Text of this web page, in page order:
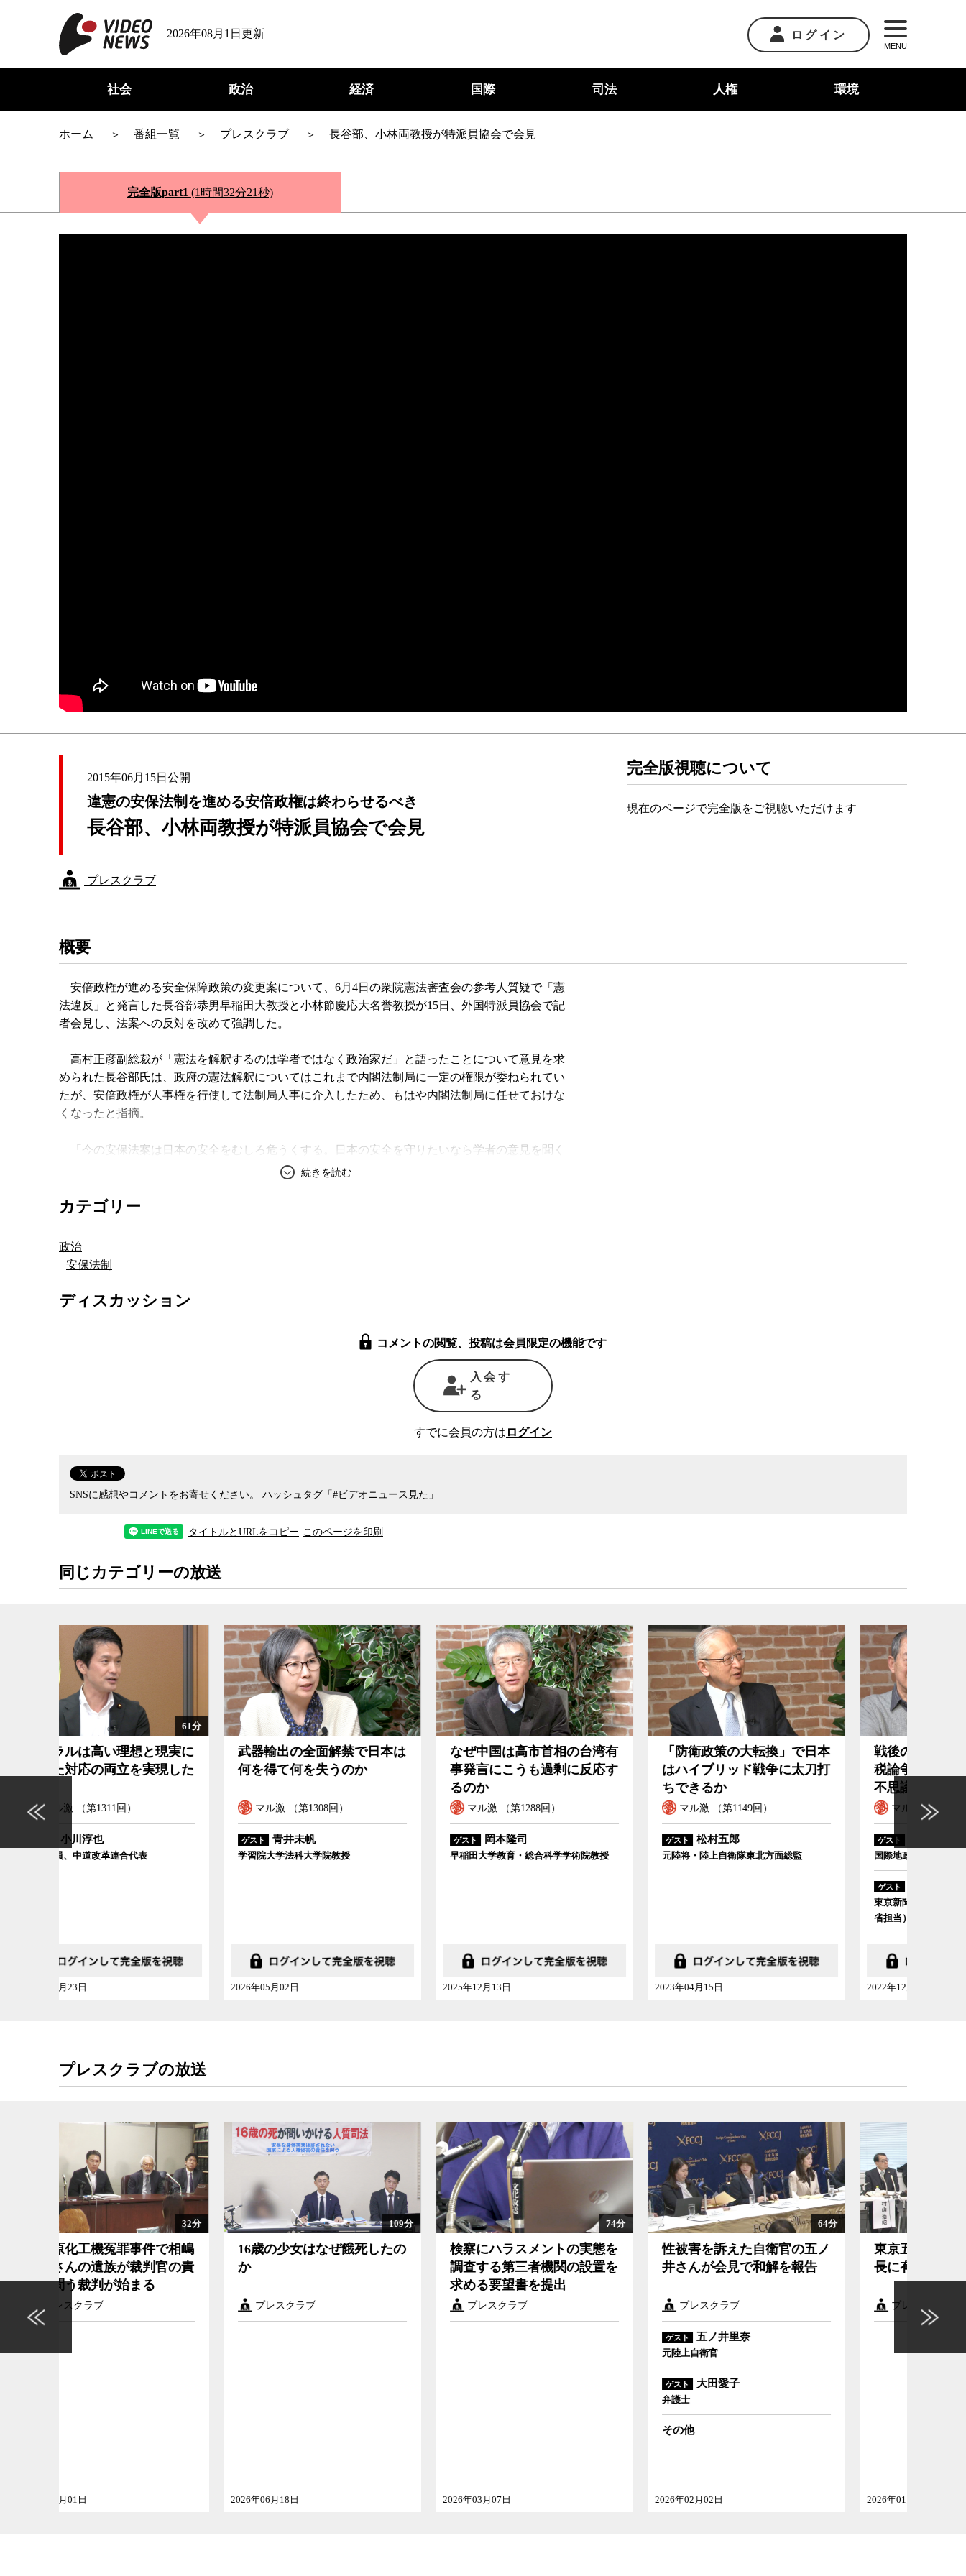
2026年08月1日更新 ログイン
MENU
社会 政治 経済 国際 司法 人権 環境
ホーム 番組一覧 プレスクラブ 長谷部、小林両教授が特派員協会で会見
完全版part1 (1時間32分21秒)
2015年06月15日公開
違憲の安保法制を進める安倍政権は終わらせるべき
長谷部、小林両教授が特派員協会で会見
プレスクラブ
完全版視聴について
現在のページで完全版をご視聴いただけます
概要
安倍政権が進める安全保障政策の変更案について、6月4日の衆院憲法審査会の参考人質疑で「憲
法違反」と発言した長谷部恭男早稲田大教授と小林節慶応大名誉教授が15日、外国特派員協会で記
者会見し、法案への反対を改めて強調した。
高村正彦副総裁が「憲法を解釈するのは学者ではなく政治家だ」と語ったことについて意見を求
められた長谷部氏は、政府の憲法解釈についてはこれまで内閣法制局に一定の権限が委ねられてい
たが、安倍政権が人事権を行使して法制局人事に介入したため、もはや内閣法制局に任せておけな
くなったと指摘。
「今の安保法案は日本の安全をむしろ危うくする。日本の安全を守りたいなら学者の意見を聞く
長谷部氏はまた、政府や与党が1959年の砂川事件の最高裁判決を根拠に集団的自衛権を合憲と主
張していることについて、砂川事件判決は日本の個別的自衛権と米軍の集団的自衛権が問われたも
のであり、日本の集団的自衛権とは関係がないとして、「間違った理解だ」と批判した。
で、とは言え、最高裁の判決までは時間がかかるため、これを待たずに次の選挙で安倍政権を終わ
らせるべきだと述べた。
ビデオニュース・ドットコムでは、この会見の模様をノーカットで放送中。
カテゴリー
政治
安保法制
ディスカッション
コメントの閲覧、投稿は会員限定の機能です
入会す
る
すでに会員の方は ログイン
SNSに感想やコメントをお寄せください。 ハッシュタグ「#ビデオニュース見た」
タイトルとURLをコピー このページを印刷
同じカテゴリーの放送
武器輸出の全面解禁で日本は
何を得て何を失うのか
マル激 （第1308回）
ゲスト
学習院大学法科大学院教授
2026年05月02日
なぜ中国は高市首相の台湾有
事発言にこうも過剰に反応す
マル激 （第1288回）
ゲスト
早稲田大学教育・総合科学学術院教授
2025年12月13日
「防衛政策の大転換」で日本
はハイブリッド戦争に太刀打
マル激 （第1149回）
ゲスト
元陸将・陸上自衛隊東北方面総監
2023年04月15日
戦後の防衛政策の大転換が増
税論争にかき消されてしまう
不思議
マル激 （第1132回）
ゲスト
国際地政学研究所理事長
東京新聞（中日新聞）政治部記者（防衛
2022年12月17日
プレスクラブの放送
109分
16歳の少女はなぜ餓死したの
か
プレスクラブ
2026年06月18日
74分
検察にハラスメントの実態を
調査する第三者機関の設置を
プレスクラブ
2026年03月07日
64分
性被害を訴えた自衛官の五ノ
井さんが会見で和解を報告
プレスクラブ
2026年02月02日
73分
東京五輪汚職事件で角川元会
長に有罪判決
プレスクラブ
2026年01月29日